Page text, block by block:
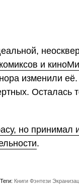
и
изменили
Осталась
но принимал
.
Теги: Книги Фэнтези